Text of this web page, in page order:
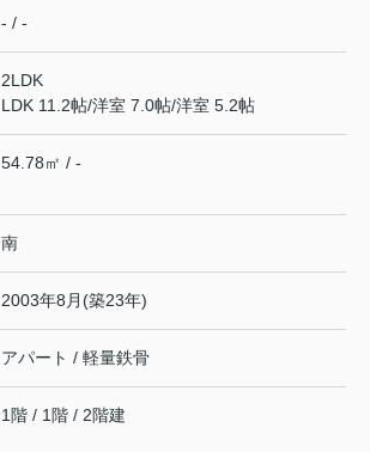
- / -
2LDK
LDK 11.2帖/洋室 7.0帖/洋室 5.2帖
54.78㎡ / -
南
2003年8月(築23年)
アパート / 軽量鉄骨
1階 / 1階 / 2階建